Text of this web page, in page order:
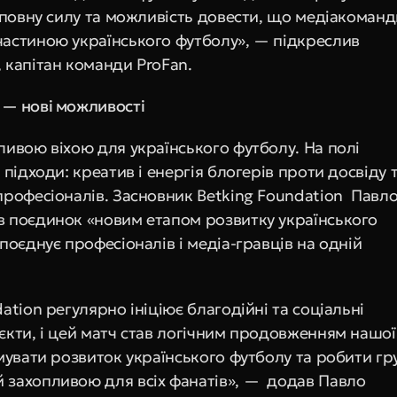
силу та можливість довести, що
українського футболу», — підкреслив
команди ProFan.
нові можливості
віхою для українського футболу. На полі
креатив і енергія блогерів проти досвіду
Засновник Betking Foundation  Павло
«новим етапом розвитку українського
професіоналів і медіа-гравців на одній
регулярно ініціює благодійні та соціальні
і цей матч став логічним продовженням нашої
розвиток українського футболу та робити
для всіх фанатів», —  додав Павло